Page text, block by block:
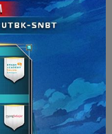
berikut.